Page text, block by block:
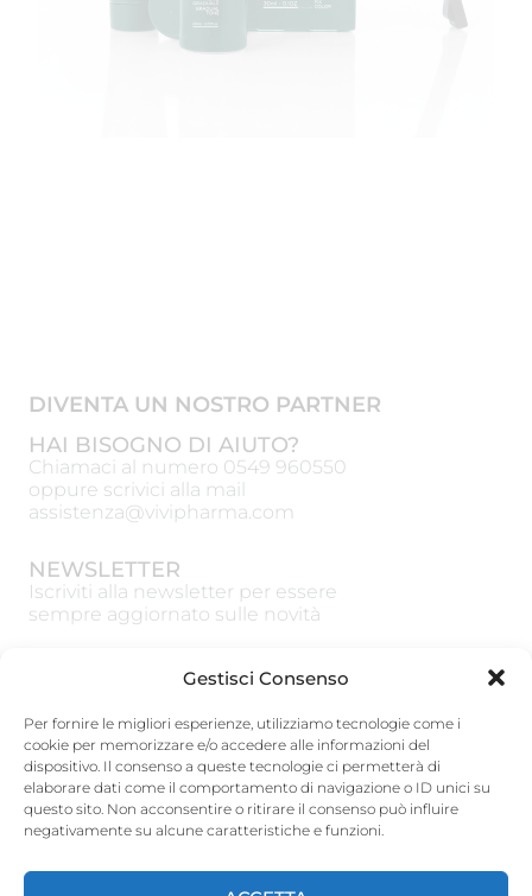
Gestisci Consenso
Per fornire le migliori esperienze, utilizziamo tecnologie come i
cookie per memorizzare e/o accedere alle informazioni del
dispositivo. Il consenso a queste tecnologie ci permetterà di
elaborare dati come il comportamento di navigazione o ID unici su
questo sito. Non acconsentire o ritirare il consenso può influire
negativamente su alcune caratteristiche e funzioni.
DIVENTA UN NOSTRO PARTNER
HAI BISOGNO DI AIUTO?
Chiamaci al numero 0549 960550
oppure scrivici alla mail
assistenza@vivipharma.com
NEWSLETTER
Iscriviti alla newsletter per essere
sempre aggiornato sulle novità
ISCRIVITI
Vivipharma Spa
Via Guardia del Consiglio 15, 47891 Galazzano
(RSM)